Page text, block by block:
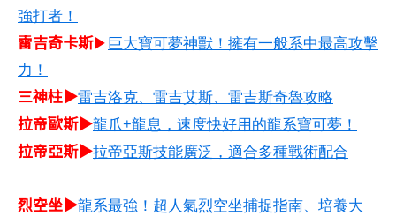
強打者！
雷吉奇卡斯▶巨大寶可夢神獸！擁有一般系中最高攻擊
力！
三神柱▶雷吉洛克、雷吉艾斯、雷吉斯奇魯攻略
拉帝歐斯▶龍爪+龍息，速度快好用的龍系寶可夢！
拉帝亞斯▶拉帝亞斯技能廣泛，適合多種戰術配合
烈空坐▶龍系最強！超人氣烈空坐捕捉指南、培養大